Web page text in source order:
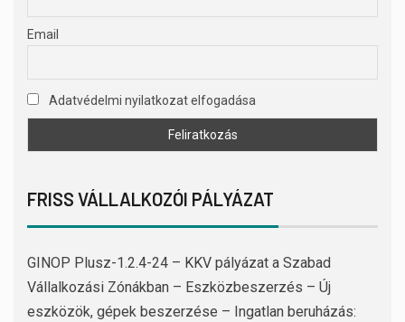
Email
Adatvédelmi nyilatkozat elfogadása
FRISS VÁLLALKOZÓI PÁLYÁZAT
GINOP Plusz-1.2.4-24 – KKV pályázat a Szabad
Vállalkozási Zónákban – Eszközbeszerzés – Új
eszközök, gépek beszerzése – Ingatlan beruházás: